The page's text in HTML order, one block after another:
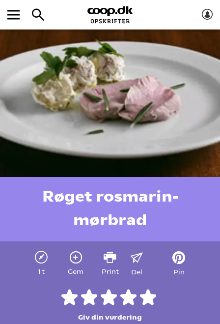
Røget rosmarin-
mørbrad
1 t Gem Print Del Pin
Giv din vurdering